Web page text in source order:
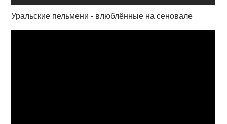
Уральские пельмени - влюблённые на сеновале